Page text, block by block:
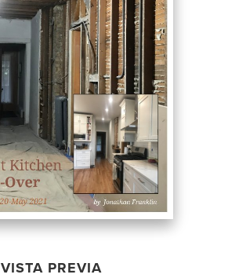
VISTA PREVIA